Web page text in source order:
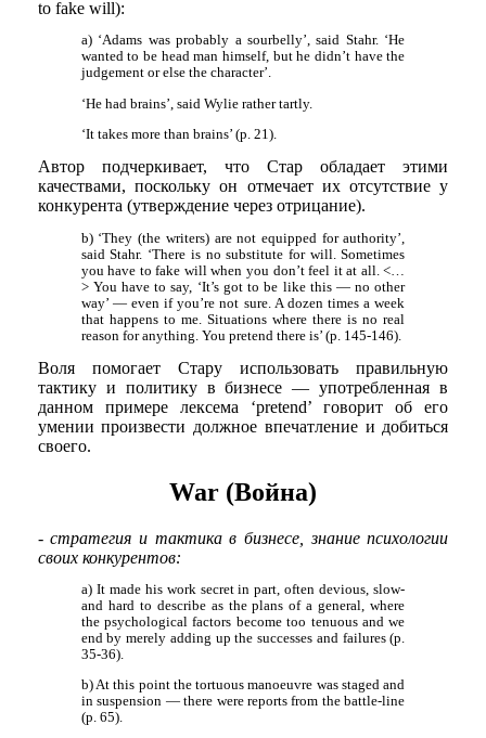
to fake will):
a) ‘Adams was probably a sourbelly’, said Stahr. ‘He
wanted to be head man himself, but he didn’t have the
judgement or else the character’.
‘He had brains’, said Wylie rather tartly.
‘It takes more than brains’ (p. 21).
Автор подчеркивает, что Стар обладает этими
качествами, поскольку он отмечает их отсутствие у
конкурента (утверждение через отрицание).
b) ‘They (the writers) are not equipped for authority’,
said Stahr. ‘There is no substitute for will. Sometimes
you have to fake will when you don’t feel it at all. <…
> You have to say, ‘It’s got to be like this — no other
way’ — even if you’re not sure. A dozen times a week
that happens to me. Situations where there is no real
reason for anything. You pretend there is’ (p. 145-146).
Воля помогает Стару использовать правильную
тактику и политику в бизнесе — употребленная в
данном примере лексема ‘pretend’ говорит об его
умении произвести должное впечатление и добиться
своего.
War (Война)
- стратегия и тактика в бизнесе, знание психологии
своих конкурентов:
a) It made his work secret in part, often devious, slow-
and hard to describe as the plans of a general, where
the psychological factors become too tenuous and we
end by merely adding up the successes and failures (p.
35-36).
b) At this point the tortuous manoeuvre was staged and
in suspension — there were reports from the battle-line
(p. 65).